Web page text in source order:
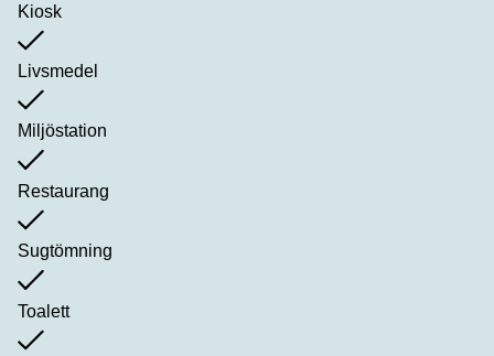
Kiosk
Livsmedel
Miljöstation
Restaurang
Sugtömning
Toalett